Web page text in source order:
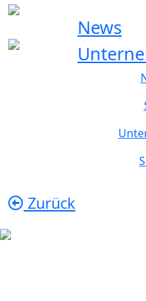
News
Zurück